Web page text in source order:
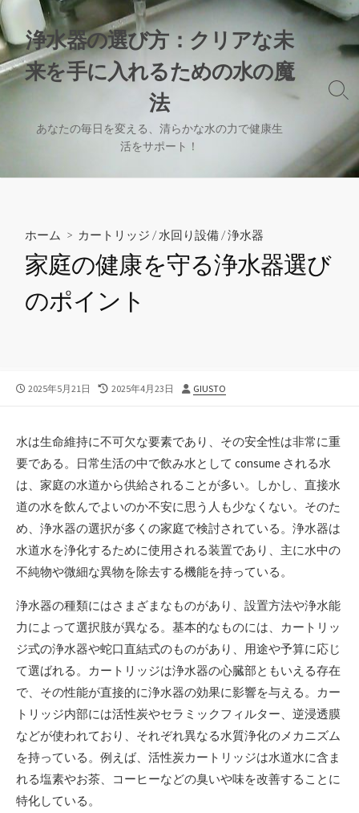
コ
ン
テ
ン
浄水器の選び方：クリアな未
来を手に入れるための水の魔
法
あなたの毎日を変える、清らかな水の力で健康生
活をサポート！
検
切
え
ホーム > カートリッジ /水回り設備 /浄水器
家庭の健康を守る浄水器選び
のポイント
公
2025年5月21日
最
新
日
2025年4月23日
投
GIUSTO
水は生命維持に不可欠な要素であり、その安全性は非常に重
要である。
日常生活の中で飲み水として consume される水
は、家庭の水道から供給されることが多い。しかし、直接水
道の水を飲んでよいのか不安に思う人も少なくない。そのた
め、浄水器の選択が多くの家庭で検討されている。浄水器は
水道水を浄化するために使用される装置であり、主に水中の
不純物や微細な異物を除去する機能を持っている。
浄水器の種類にはさまざまなものがあり、設置方法や浄水能
力によって選択肢が異なる。基本的なものには、カートリッ
ジ式の浄水器や蛇口直結式のものがあり、用途や予算に応じ
て選ばれる。カートリッジは浄水器の心臓部ともいえる存在
で、その性能が直接的に浄水器の効果に影響を与える。カー
トリッジ内部には活性炭やセラミックフィルター、逆浸透膜
などが使われており、それぞれ異なる水質浄化のメカニズム
を持っている。例えば、活性炭カートリッジは水道水に含ま
れる塩素やお茶、コーヒーなどの臭いや味を改善することに
特化している。